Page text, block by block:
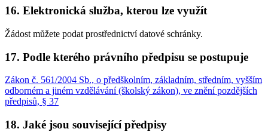
16. Elektronická služba, kterou lze využít
Žádost můžete podat prostřednictví datové schránky.
17. Podle kterého právního předpisu se postupuje
Zákon č. 561/2004 Sb., o předškolním, základním, středním, vyšším
odborném a jiném vzdělávání (školský zákon), ve znění pozdějších
předpisů, § 37
18. Jaké jsou související předpisy